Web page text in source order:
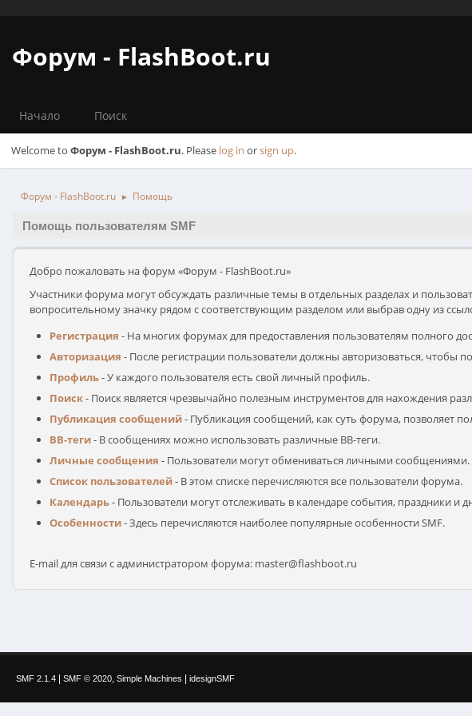
Форум - FlashBoot.ru
Начало Поиск
Welcome to Форум - FlashBoot.ru. Please log in orsign up.
Форум - FlashBoot.ru ► Помощь
Помощь пользователям SMF
Добро пожаловать на форум «Форум - FlashBoot.ru»
Участники форума могут обсуждать различные темы в отдельных разделах и
вопросительному значку рядом с соответствующим разделом или выбрав одну из
Регистрация - На многих форумах для предоставления пользователям полного
Авторизация - После регистрации пользователи должны авторизоваться, чтобы
Профиль- У каждого пользователя есть свой личный профиль.
Поиск- Поиск является чрезвычайно полезным инструментов для нахождения
Публикация сообщений- Публикация сообщений, как суть форума, позволяет
BB-теги- В сообщениях можно использовать различные BB-теги.
Личные сообщения - Пользователи могут обмениваться личными сообщениями.
Список пользователей- В этом списке перечисляются все пользователи форума.
Календарь- Пользователи могут отслеживать в календаре события, праздники и
Особенности- Здесь перечисляются наиболее популярные особенности SMF.
E-mail для связи с администратором форума: master@flashboot.ru
SMF 2.1.4 | SMF © 2020 Simple Machines | idesignSMF